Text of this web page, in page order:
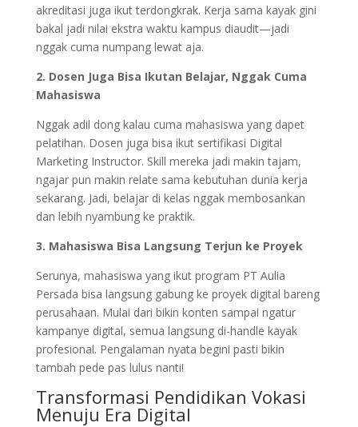
akreditasi juga ikut terdongkrak. Kerja sama kayak gini
bakal jadi nilai ekstra waktu kampus diaudit—jadi
nggak cuma numpang lewat aja.
2. Dosen Juga Bisa Ikutan Belajar, Nggak Cuma
Mahasiswa
Nggak adil dong kalau cuma mahasiswa yang dapet
pelatihan. Dosen juga bisa ikut sertifikasi Digital
Marketing Instructor. Skill mereka jadi makin tajam,
ngajar pun makin relate sama kebutuhan dunia kerja
sekarang. Jadi, belajar di kelas nggak membosankan
dan lebih nyambung ke praktik.
3. Mahasiswa Bisa Langsung Terjun ke Proyek
Serunya, mahasiswa yang ikut program PT Aulia
Persada bisa langsung gabung ke proyek digital bareng
perusahaan. Mulai dari bikin konten sampai ngatur
kampanye digital, semua langsung di-handle kayak
profesional. Pengalaman nyata begini pasti bikin
tambah pede pas lulus nanti!
Transformasi Pendidikan Vokasi
Menuju Era Digital